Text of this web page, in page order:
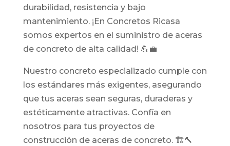
durabilidad, resistencia y bajo
mantenimiento. ¡En Concretos Ricasa
somos expertos en el suministro de aceras
de concreto de alta calidad! 💪💼
Nuestro concreto especializado cumple con
los estándares más exigentes, asegurando
que tus aceras sean seguras, duraderas y
estéticamente atractivas. Confía en
nosotros para tus proyectos de
construcción de aceras de concreto. 🏗️🔨